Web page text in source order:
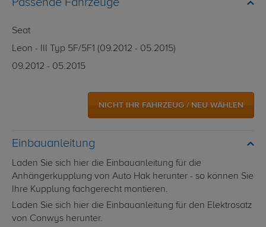
Passende Fahrzeuge
Seat
Leon - III Typ 5F/5F1 (09.2012 - 05.2015)
09.2012 - 05.2015
NICHT IHR FAHRZEUG / NEU WÄHLEN
Einbauanleitung
Laden Sie sich hier die Einbauanleitung für die
Anhängerkupplung von Auto Hak herunter - so können Sie
Ihre Kupplung fachgerecht montieren.
Laden Sie sich hier die Einbauanleitung für den Elektrosatz
von Conwys herunter.